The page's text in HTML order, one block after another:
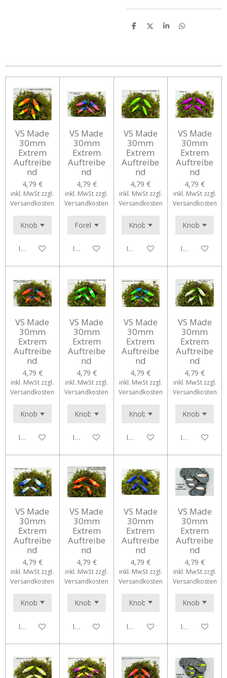
T
n
T
n
T
n
T
n
VS Made
30mm
Extrem
Auftreibe
nd
4,79 €
inkl. MwSt zzgl.
Versandkosten
In den Warenkorb
VS Made
30mm
Extrem
Auftreibe
nd
4,79 €
inkl. MwSt zzgl.
Versandkosten
In den Warenkorb
VS Made
30mm
Extrem
Auftreibe
nd
4,79 €
inkl. MwSt zzgl.
Versandkosten
In den Warenkorb
VS Made
30mm
Extrem
Auftreibe
nd
4,79 €
inkl. MwSt zzgl.
Versandkosten
In den
VS Made
30mm
Extrem
Auftreibe
nd
4,79 €
inkl. MwSt zzgl.
Versandkosten
In den Warenkorb
VS Made
30mm
Extrem
Auftreibe
nd
4,79 €
inkl. MwSt zzgl.
Versandkosten
In den Warenkorb
VS Made
30mm
Extrem
Auftreibe
nd
4,79 €
inkl. MwSt zzgl.
Versandkosten
In den Warenkorb
VS Made
30mm
Extrem
Auftreibe
nd
4,79 €
inkl. MwSt zzgl.
Versandkosten
In den
VS Made
30mm
Extrem
Auftreibe
nd
4,79 €
inkl. MwSt zzgl.
Versandkosten
In den Warenkorb
VS Made
30mm
Extrem
Auftreibe
nd
4,79 €
inkl. MwSt zzgl.
Versandkosten
In den Warenkorb
VS Made
30mm
Extrem
Auftreibe
nd
4,79 €
inkl. MwSt zzgl.
Versandkosten
In den Warenkorb
VS Made
30mm
Extrem
Auftreibe
nd
4,79 €
inkl. MwSt zzgl.
Versandkosten
In den